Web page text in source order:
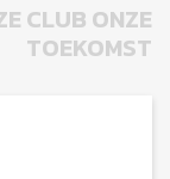
CLUB ONZE
TOEKOMST